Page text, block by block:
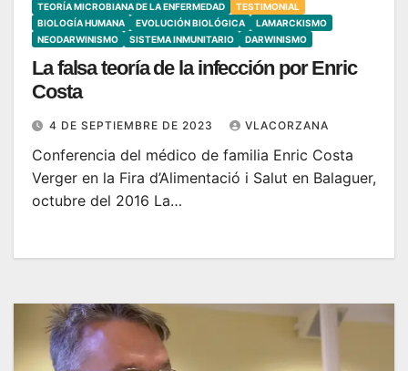
TEORÍA MICROBIANA DE LA ENFERMEDAD
TESTIMONIAL
BIOLOGÍA HUMANA
EVOLUCIÓN BIOLÓGICA
LAMARCKISMO
NEODARWINISMO
SISTEMA INMUNITARIO DARWINISMO
La falsa teoría de la infección por Enric
Costa
4 DE SEPTIEMBRE DE 2023 VLACORZANA
Conferencia del médico de familia Enric Costa
Verger en la Fira d’Alimentació i Salut en Balaguer,
octubre del 2016 La…